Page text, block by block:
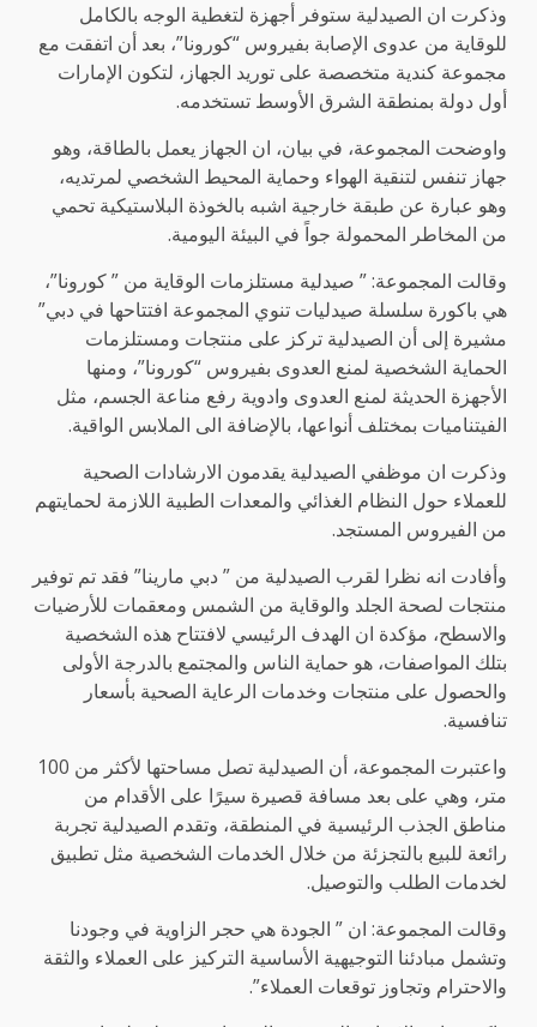
وذكرت ان الصيدلية ستوفر أجهزة لتغطية الوجه بالكامل
للوقاية من عدوى الإصابة بفيروس “كورونا”، بعد أن اتفقت مع
مجموعة كندية متخصصة على توريد الجهاز، لتكون الإمارات
أول دولة بمنطقة الشرق الأوسط تستخدمه.
واوضحت المجموعة، في بيان، ان الجهاز يعمل بالطاقة، وهو
جهاز تنفس لتنقية الهواء وحماية المحيط الشخصي لمرتديه،
وهو عبارة عن طبقة خارجية اشبه بالخوذة البلاستيكية تحمي
من المخاطر المحمولة جواً في البيئة اليومية.
وقالت المجموعة: ” صيدلية مستلزمات الوقاية من ” كورونا”،
هي باكورة سلسلة صيدليات تنوي المجموعة افتتاحها في دبي”
مشيرة إلى أن الصيدلية تركز على منتجات ومستلزمات
الحماية الشخصية لمنع العدوى بفيروس “كورونا”، ومنها
الأجهزة الحديثة لمنع العدوى وادوية رفع مناعة الجسم، مثل
الفيتناميات بمختلف أنواعها، بالإضافة الى الملابس الواقية.
وذكرت ان موظفي الصيدلية يقدمون الارشادات الصحية
للعملاء حول النظام الغذائي والمعدات الطبية اللازمة لحمايتهم
من الفيروس المستجد.
وأفادت انه نظرا لقرب الصيدلية من ” دبي مارينا” فقد تم توفير
منتجات لصحة الجلد والوقاية من الشمس ومعقمات للأرضيات
والاسطح، مؤكدة ان الهدف الرئيسي لافتتاح هذه الشخصية
بتلك المواصفات، هو حماية الناس والمجتمع بالدرجة الأولى
والحصول على منتجات وخدمات الرعاية الصحية بأسعار
تنافسية.
واعتبرت المجموعة، أن الصيدلية تصل مساحتها لأكثر من 100
متر، وهي على بعد مسافة قصيرة سيرًا على الأقدام من
مناطق الجذب الرئيسية في المنطقة، وتقدم الصيدلية تجربة
رائعة للبيع بالتجزئة من خلال الخدمات الشخصية مثل تطبيق
لخدمات الطلب والتوصيل.
وقالت المجموعة: ان ” الجودة هي حجر الزاوية في وجودنا
وتشمل مبادئنا التوجيهية الأساسية التركيز على العملاء والثقة
والاحترام وتجاوز توقعات العملاء”.